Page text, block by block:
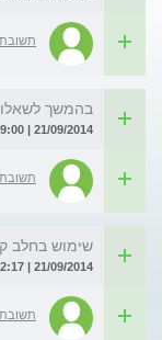
בהמשך
21/09/2014 | 09:00 | מאת: אודליה
שימוש בחלב
21/09/2014 | 02:17 | מאת: יעל